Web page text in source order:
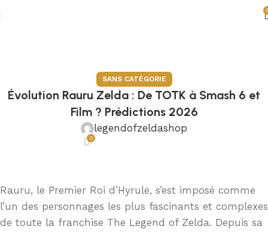
SANS CATÉGORIE
Évolution Rauru Zelda : De TOTK à Smash 6 et
Film ? Prédictions 2026
legendofzeldashop
0
Rauru, le Premier Roi d’Hyrule, s’est imposé comme
l’un des personnages les plus fascinants et complexes
de toute la franchise The Legend of Zelda. Depuis sa